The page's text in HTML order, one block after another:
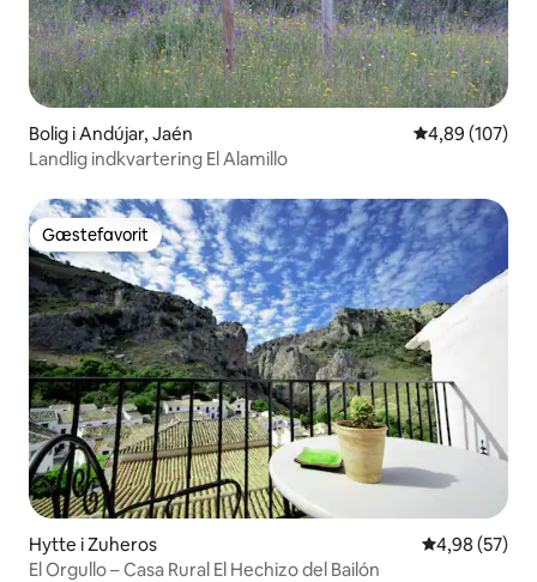
Bolig i Andújar, Jaén 4,89 ud af 5 i
4,89 (107)
Landlig indkvartering El Alamillo
Gæstefavorit
Gæstefavorit
Hytte i Zuheros 4,98 ud af 5 i
4,98 (57)
El Orgullo – Casa Rural El Hechizo del Bailón